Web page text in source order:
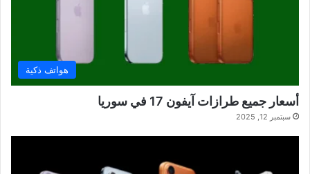
هواتف ذكية
أسعار جميع طرازات آيفون 17 في سوريا
سبتمبر 12, 2025